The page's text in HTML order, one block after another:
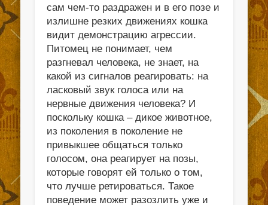
сам чем-то раздражен и в его позе и
излишне резких движениях кошка
видит демонстрацию агрессии.
Питомец не понимает, чем
разгневал человека, не знает, на
какой из сигналов реагировать: на
ласковый звук голоса или на
нервные движения человека? И
поскольку кошка – дикое животное,
из поколения в поколение не
привыкшее общаться только
голосом, она реагирует на позы,
которые говорят ей только о том,
что лучше ретироваться. Такое
поведение может разозлить уже и